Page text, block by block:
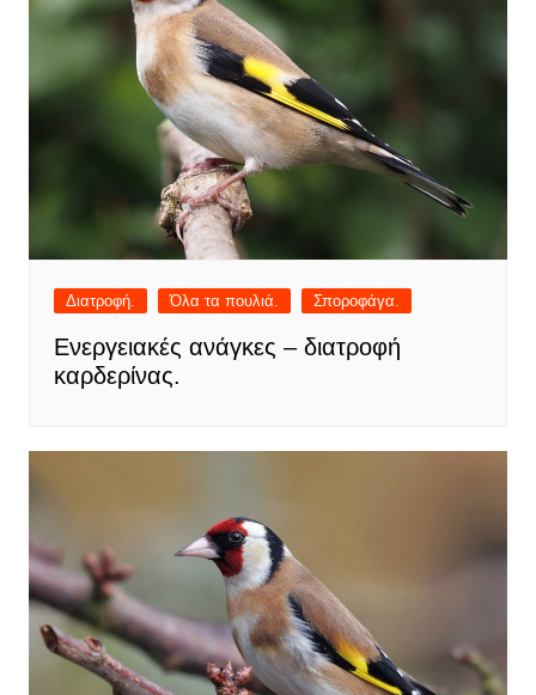
Διατροφή. Όλα τα πουλιά. Σποροφάγα.
Ενεργειακές ανάγκες – διατροφή
καρδερίνας.